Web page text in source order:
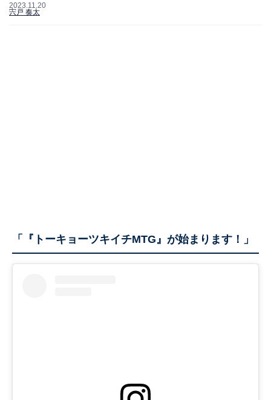
2023.11.20
宍戸 奏太
「『トーキョーツキイチMTG』が始まります！」